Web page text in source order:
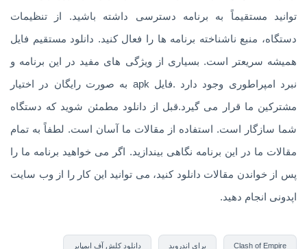
توانید مستقیماً به برنامه دسترسی داشته باشید. از تنظیمات
دستگاه، منبع ناشناخته برنامه ها را فعال کنید. دانلود مستقیم فایل
همیشه سریعتر است. بسیاری از ویژگی های مفید در این برنامه و
نبرد امپراطوری وجود دارد .فایل apk به صورت رایگان در اختیار
مشترکین ما قرار می گیرد.قبل از دانلود مطمئن شوید که دستگاه
شما سازگار است. استفاده از مقالات ما آسان است. لطفاً به تمام
مقالات ما در این برنامه نگاهی بیندازید. اگر می خواهید برنامه ما را
پس از خواندن مقالات دانلود کنید، می توانید این کار را از وب سایت
اپدونی انجام دهید.
Clash of Empire برای اندروید دانلود کلش آف ایمپایر